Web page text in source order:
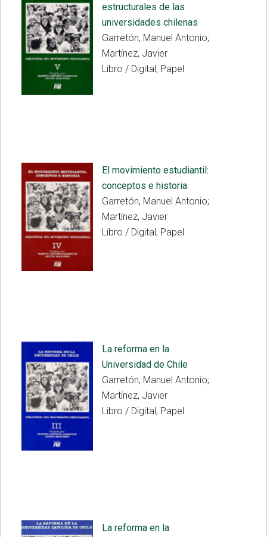
estructurales de las
universidades chilenas
Garretón, Manuel Antonio;
Martínez, Javier
Libro / Digital, Papel
El movimiento estudiantil:
conceptos e historia
Garretón, Manuel Antonio;
Martínez, Javier
Libro / Digital, Papel
La reforma en la
Universidad de Chile
Garretón, Manuel Antonio;
Martínez, Javier
Libro / Digital, Papel
La reforma en la